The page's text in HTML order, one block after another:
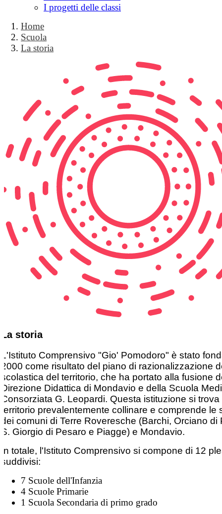
I progetti delle classi
Home
Scuola
La storia
La storia
L'Istituto Comprensivo "Gio' Pomodoro" è stato
2000 come risultato del piano di razionalizzazione
scolastica del territorio, che ha portato alla fusione
Direzione Didattica di Mondavio e della Scuola
Consorziata G. Leopardi. Questa istituzione si trova
territorio prevalentemente collinare e comprende le
dei comuni di Terre Roveresche (Barchi, Orciano di
S. Giorgio di Pesaro e Piagge) e Mondavio.
In totale, l'Istituto Comprensivo si compone di 12
suddivisi:
7 Scuole dell'Infanzia
4 Scuole Primarie
1 Scuola Secondaria di primo grado